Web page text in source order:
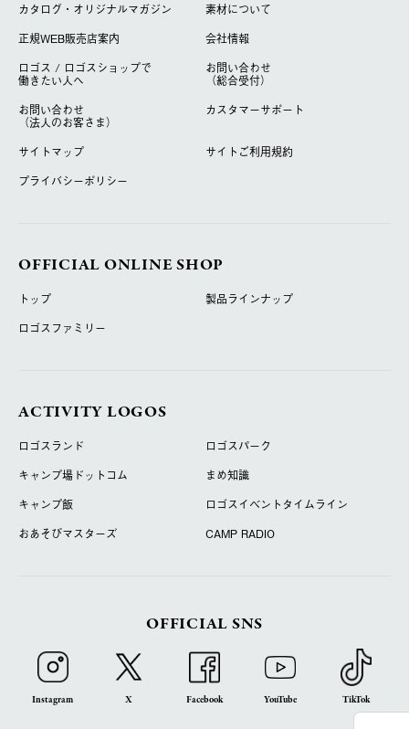
カタログ・オリジナルマガジン
素材について
正規WEB販売店案内
会社情報
ロゴス / ロゴスショップで
働きたい人へ
お問い合わせ
（総合受付）
お問い合わせ
（法人のお客さま）
カスタマーサポート
サイトマップ
サイトご利用規約
プライバシーポリシー
OFFICIAL ONLINE SHOP
トップ
製品ラインナップ
ロゴスファミリー
ACTIVITY LOGOS
ロゴスランド
ロゴスパーク
キャンプ場ドットコム
まめ知識
キャンプ飯
ロゴスイベントタイムライン
おあそびマスターズ
CAMP RADIO
OFFICIAL SNS
Instagram X Facebook YouTube TikTok